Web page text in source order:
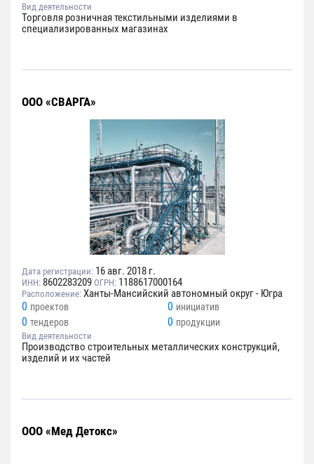
Вид деятельности
Торговля розничная текстильными изделиями в
специализированных магазинах
ООО «СВАРГА»
Дата регистрации: 16 авг. 2018 г.
ИНН: 8602283209 ОГРН: 1188617000164
Расположение: Ханты-Мансийский автономный округ - Югра
0 проектов 0 инициатив
0 тендеров 0 продукции
Вид деятельности
Производство строительных металлических конструкций,
изделий и их частей
ООО «Мед Детокс»